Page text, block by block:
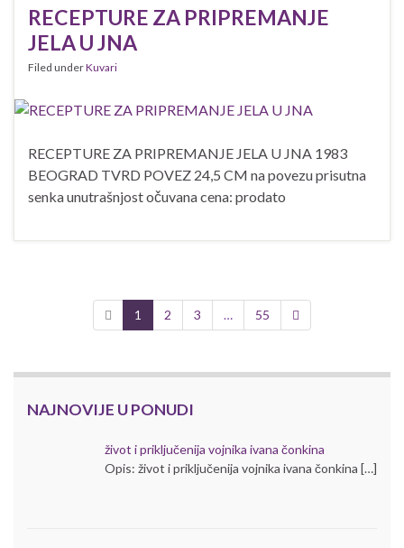
RECEPTURE ZA PRIPREMANJE
JELA U JNA
Filed underKuvari
RECEPTURE ZA PRIPREMANJE JELA U JNA 1983
BEOGRAD TVRD POVEZ 24,5 CM na povezu prisutna
senka unutrašnjost očuvana cena: prodato
1 2 3 … 55
NAJNOVIJE U PONUDI
život i priključenija vojnika ivana čonkina
Opis: život i priključenija vojnika ivana čonkina […]